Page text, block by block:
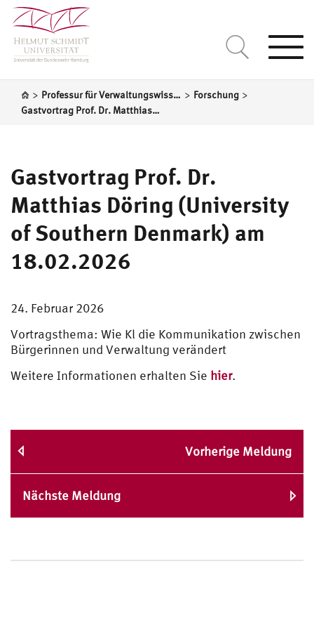
> Professur für Verwaltungswissenschaft > Forschung >
Gastvortrag Prof. Dr. Matthias Döring (University of Southern Denmark) am 18.02.2026
Gastvortrag Prof. Dr.
Matthias Döring (University
of Southern Denmark) am
18.02.2026
24. Februar 2026
Vortragsthema: Wie Kl die Kommunikation zwischen
Bürgerinnen und Verwaltung verändert
Weitere Informationen erhalten Sie hier.
Vorherige Meldung
Nächste Meldung